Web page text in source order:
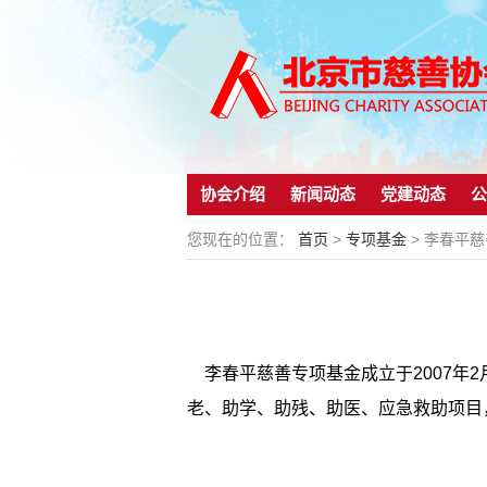
协会介绍 新闻动态 党建动态
您现在的位置： 首页 > 专项基金 > 李春平
李春平慈善专项基金成立于2007年2
老、助学、助残、助医、应急救助项